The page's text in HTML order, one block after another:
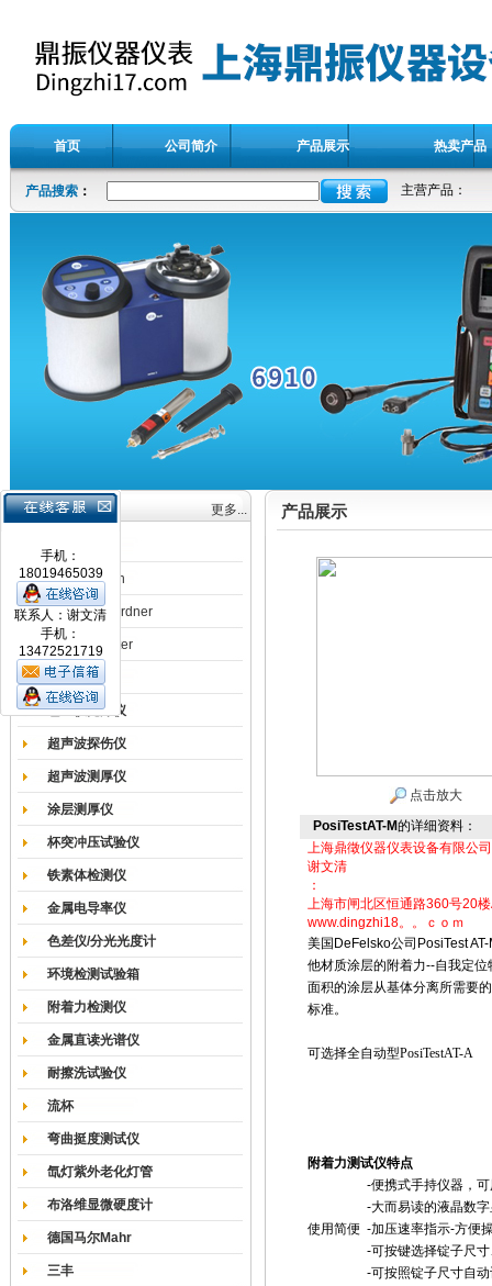
首页 公司简介 产品展示 热卖产品
产品搜索 ： 主营产品：
手机：
18019465039
联系人：谢文清
手机：
13472521719
产品目录 更多...
涂膜机
德国Erichsen
德国BYK-Gardner
英国Elcometer
耐磨试验机
色差仪光泽仪
超声波探伤仪
超声波测厚仪
涂层测厚仪
杯突冲压试验仪
铁素体检测仪
金属电导率仪
色差仪/分光光度计
环境检测试验箱
附着力检测仪
金属直读光谱仪
耐擦洗试验仪
流杯
弯曲挺度测试仪
氙灯紫外老化灯管
布洛维显微硬度计
德国马尔Mahr
三丰
产品展示
点击放大
PosiTestAT-M的详细资料：
上海鼎徵仪器仪表设备有限公司
谢文清
：
上海市闸北区恒通路360号20
www.dingzhi18。。ｃｏｍ
美国DeFelsko公司PosiTest
他材质涂层的附着力--自我定
面积的涂层从基体分离所需要
标准。
可选择全自动型PosiTestAT-A
附着力测试仪特点
使用简便
-
-
-
-
-
便携式手持仪器，
大而易读的液晶数字
加压速率指示-方便
可按键选择锭子尺
可按照锭子尺寸自